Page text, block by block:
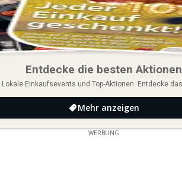
Entdecke die besten Aktionen
Lokale Einkaufsevents und Top-Aktionen. Entdecke
Mehr anzeigen
WERBUNG